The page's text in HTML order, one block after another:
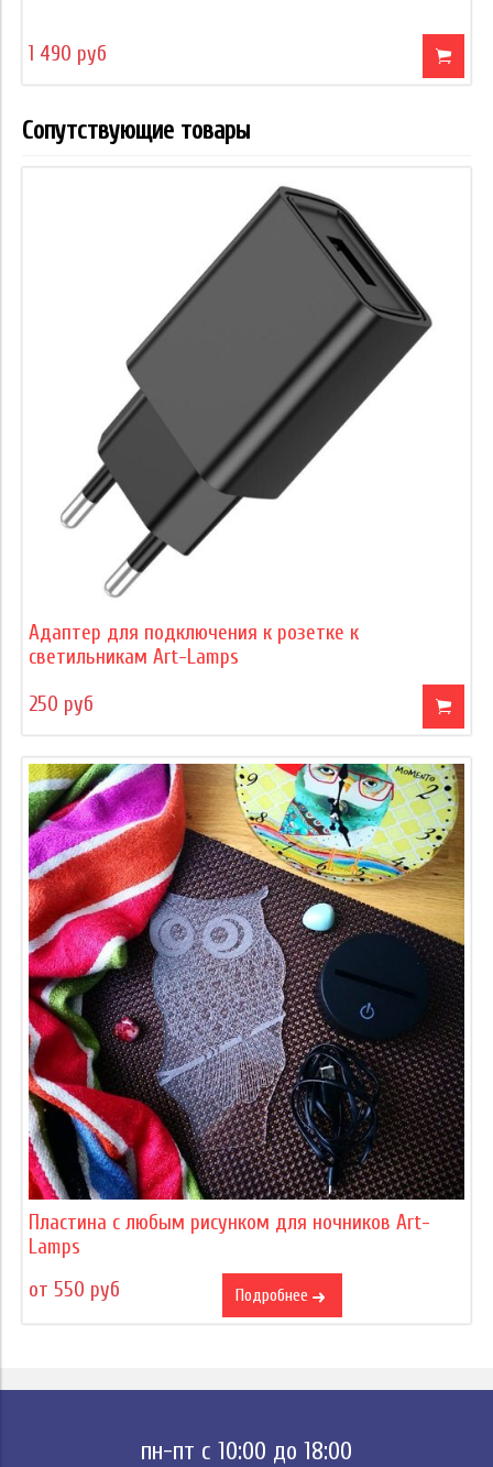
1 490 руб
Сопутствующие товары
Адаптер для подключения к розетке к
светильникам Art-Lamps
250 руб
Пластина с любым рисунком для ночников Art-
Lamps
от 550 руб
Подробнее
пн-пт с 10:00 до 18:00